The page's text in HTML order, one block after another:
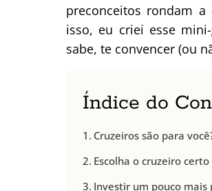
preconceitos rondam
isso, eu criei esse
sabe, te convencer (ou
Índice do
Cruzeiros são para
Escolha o cruzeiro certo
Investir um pouco mais